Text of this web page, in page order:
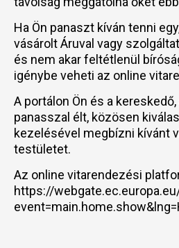
Ha Ön panaszt kíván tenni
vásárolt Áruval vagy
és nem akar feltétlenül
igénybe veheti az online
A portálon Ön és a
panasszal élt, közösen
kezelésével megbízni kívánt
testületet.
Az online vitarendezési
https://